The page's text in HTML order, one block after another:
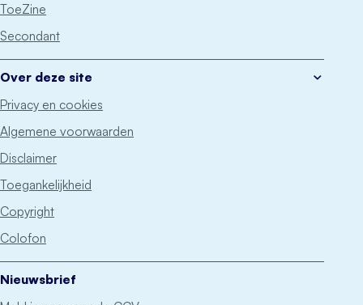
ToeZine
Secondant
Over deze site
Privacy en cookies
Algemene voorwaarden
Disclaimer
Toegankelijkheid
Copyright
Colofon
Nieuwsbrief